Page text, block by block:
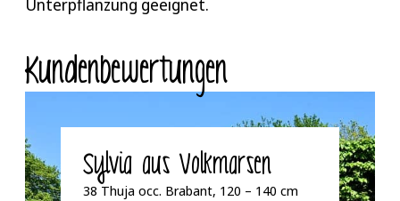
und überflüssige Wurzeln und Triebe entfernen.
Unterpflanzung geeignet.
Kunden­bewertungen
Sylvia aus Volkmarsen
38 Thuja occ. Brabant, 120 – 140 cm